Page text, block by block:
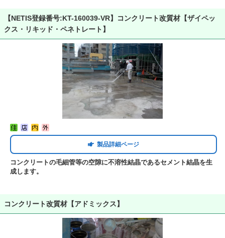
【NETIS登録番号:KT-160039-VR】コンクリート改質材【ザイペッ
クス・リキッド・ペネトレート】
製品詳細ページ
コンクリートの毛細管等の空隙に不溶性結晶であるセメント結晶を生
成します。
コンクリート改質材【アドミックス】